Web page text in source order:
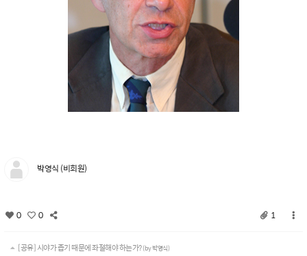
박영식 (비회원)
0 0 1
[공유] 시야가 좁기 때문에 좌절해야 하는가?(by 박영식)